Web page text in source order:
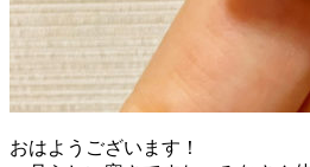
おはようございます！